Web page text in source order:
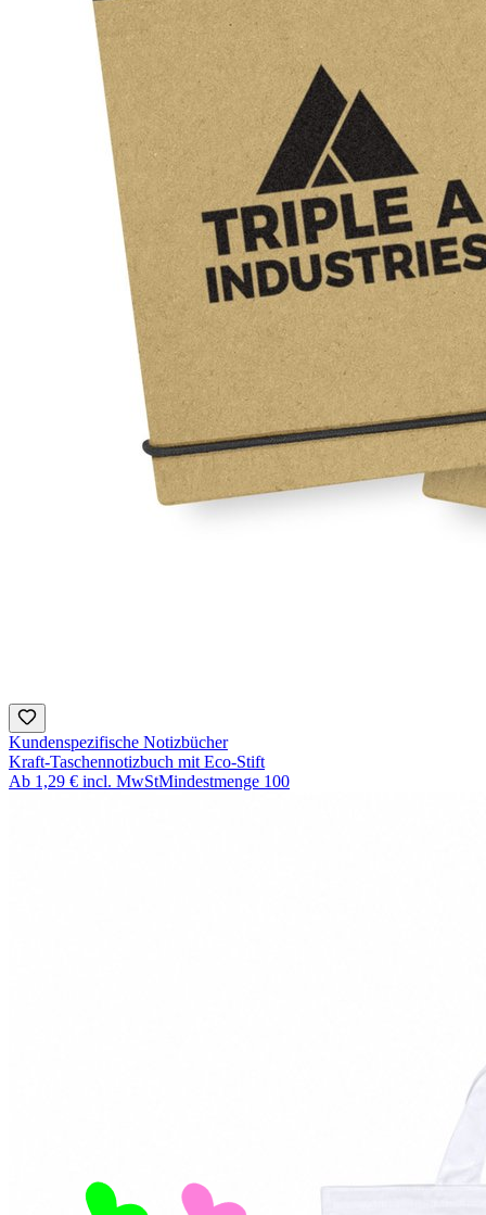
Kundenspezifische Notizbücher
Kraft-Taschennotizbuch mit Eco-Stift
Ab 1,29 € incl. MwStMindestmenge 100